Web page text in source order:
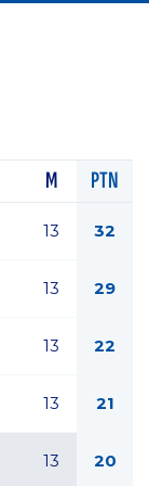
M PTN
13 32
13 29
13 22
13 21
13 20